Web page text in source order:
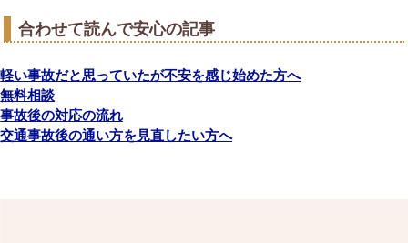
合わせて読んで安心の記事
軽い事故だと思っていたが不安を感じ始めた方へ
無料相談
事故後の対応の流れ
交通事故後の通い方を見直したい方へ